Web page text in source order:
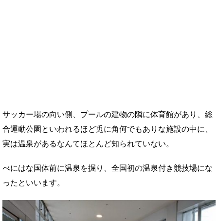
サッカー場の向い側、プールの建物の隣に体育館があり、総
合運動公園といわれるほど兎に角何でもありな施設の中に、
実は温泉があるなんてほとんど知られていない。
べにはな国体前に温泉を掘り、全国初の温泉付き競技場にな
ったといいます。